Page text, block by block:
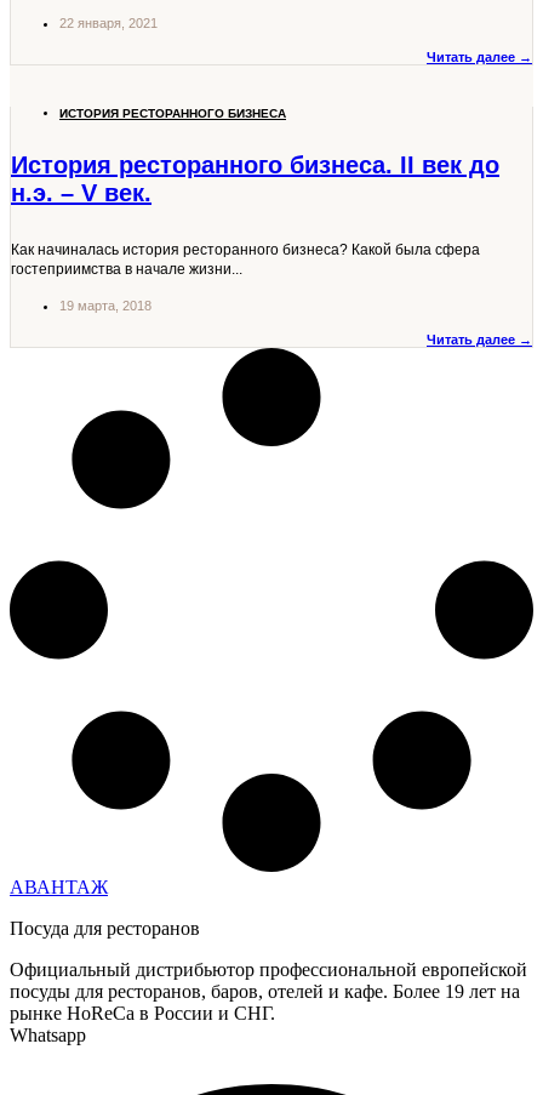
22 января, 2021
Читать далее →
ИСТОРИЯ РЕСТОРАННОГО БИЗНЕСА
История ресторанного бизнеса. II век до
н.э. – V век.
Как начиналась история ресторанного бизнеса? Какой была сфера
гостеприимства в начале жизни...
19 марта, 2018
Читать далее →
АВАНТАЖ
Посуда для ресторанов
Официальный дистрибьютор профессиональной европейской
посуды для ресторанов, баров, отелей и кафе. Более 19 лет на
рынке HoReCa в России и СНГ.
Whatsapp